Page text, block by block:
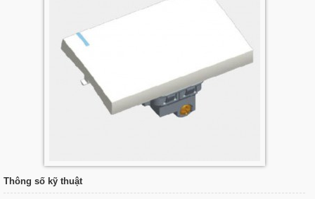
Thông số kỹ thuật